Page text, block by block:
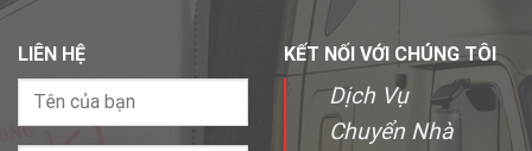
LIÊN HỆ KẾT NỐI VỚI CHÚNG TÔI
Dịch Vụ
Chuyển Nhà